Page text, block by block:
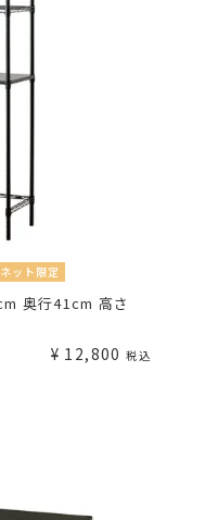
ネット限定
奥行41cm 高さ
¥ 12,800 税込